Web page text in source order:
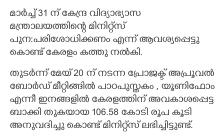
മാർച്ച് 31 ന് കേന്ദ്ര വിദ്യാഭ്യാസ
മന്ത്രാലയത്തിന്റെ മിനിറ്റ്സ്
പുന:പരിശോധിക്കണം എന്ന് ആവശ്യപ്പെട്ടു
കൊണ്ട് കേരളം കത്തു നൽകി.
തുടർന്ന് മേയ് 20 ന് നടന്ന പ്രോജക്ട് അപ്രൂവൽ
ബോർഡ് മീറ്റിങ്ങിൽ പാഠപുസ്തകം , യൂണിഫോം
എന്നീ ഇനങ്ങളിൽ കേരളത്തിന് അവകാശപ്പെട്ട
ബാക്കി തുകയായ 106.58 കോടി രൂപ കൂടി
അനുവദിച്ചു കൊണ്ട് മിനിറ്റ്സ് ലഭിച്ചിട്ടുണ്ട്.